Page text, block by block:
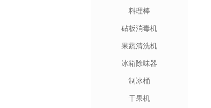
料理棒
砧板消毒机
果蔬清洗机
冰箱除味器
制冰桶
干果机